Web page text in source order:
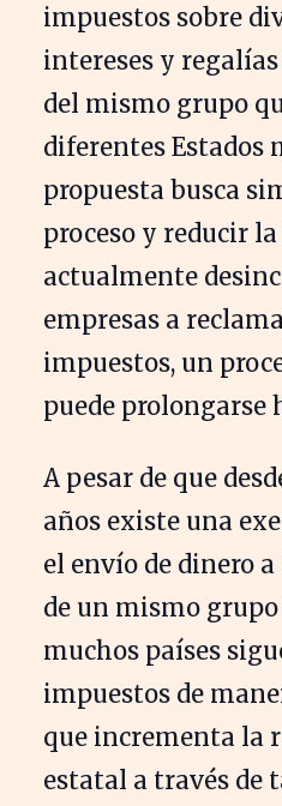
impuestos sobre
intereses y
del mismo grupo
diferentes Estados
propuesta busca
proceso y reducir
actualmente
empresas a
impuestos, un
puede prolongarse
A pesar de que
años existe una
el envío de dinero
de un mismo
muchos países
impuestos de
que incrementa la
estatal a través de